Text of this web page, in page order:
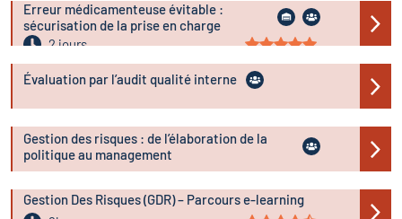
Erreur médicamenteuse évitable :
sécurisation de la prise en charge
2 jours
Évaluation par l’audit qualité interne
Gestion des risques : de l’élaboration de la
politique au management
Gestion Des Risques (GDR) – Parcours e-learning